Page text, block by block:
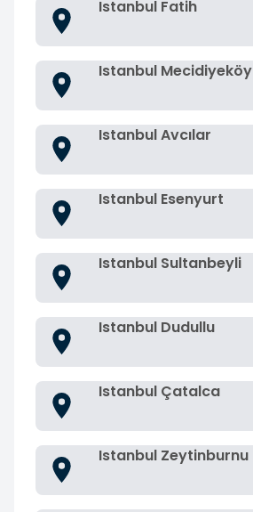
Istanbul Fatih
Istanbul Mecidiyeköy
Istanbul Avcılar
Istanbul Esenyurt
Istanbul Sultanbeyli
Istanbul Dudullu
Istanbul Çatalca
Istanbul Zeytinburnu